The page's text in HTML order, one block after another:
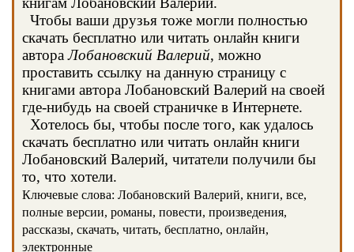
Чтобы ваши друзья тоже могли полностью
скачать бесплатно или читать онлайн книги
автораЛобановский Валерий, можно
проставить ссылку на данную страницу с
книгами автора Лобановский Валерий на своей
где-нибудь на своей страничке в Интернете.
Хотелось бы, чтобы после того, как удалось
скачать бесплатно или читать онлайн книги
Лобановский Валерий, читатели получили бы
то, что хотели.
Ключевые слова: Лобановский Валерий, книги, все,
полные версии, романы, повести, произведения,
рассказы, скачать, читать, бесплатно, онлайн,
электронные